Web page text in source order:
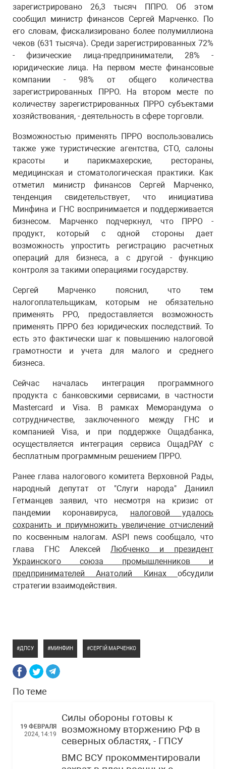
зарегистрировано 26,3 тысяч ППРО. Об этом
сообщил министр финансов Сергей Марченко. По
его словам, фискализировано более полумиллиона
чеков (631 тысяча). Среди зарегистрированных 72%
- физические лица-предприниматели, 28% -
юридические лица. На первом месте финансовые
компании - 98% от общего количества
зарегистрированных ПРРО. На втором месте по
количеству зарегистрированных ПРРО субъектами
хозяйствования, - деятельность в сфере торговли.
Возможностью применять ПРРО воспользовались
также уже туристические агентства, СТО, салоны
красоты и парикмахерские, рестораны,
медицинская и стоматологическая практики. Как
отметил министр финансов Сергей Марченко,
тенденция свидетельствует, что инициатива
Минфина и ГНС воспринимается и поддерживается
бизнесом. Марченко подчеркнул, что ПРРО -
продукт, который с одной стороны дает
возможность упростить регистрацию расчетных
операций для бизнеса, а с другой - функцию
контроля за такими операциями государству.
Сергей Марченко пояснил, что тем
налогоплательщикам, которым не обязательно
применять РРО, предоставляется возможность
применять ПРРО без юридических последствий. То
есть это фактически шаг к повышению налоговой
грамотности и учета для малого и среднего
бизнеса.
Сейчас началась интеграция программного
продукта с банковскими сервисами, в частности
Mastercard и Visa. В рамках Меморандума о
сотрудничестве, заключенного между ГНС и
компанией Visa, и при поддержке Ощадбанка,
осуществляется интеграция сервиса ОщадPAY с
бесплатным программным решением ПРРО.
Ранее глава налогового комитета Верховной Рады,
народный депутат от "Слуги народа" Даниил
Гетманцев заявил, что несмотря на кризис от
пандемии коронавируса, налоговой удалось
сохранить и приумножить увеличение отчислений
по косвенным налогам. ASPI news сообщало, что
глава ГНС Алексей Любченко и президент
Украинского союза промышленников и
предпринимателей Анатолий Кинах обсудили
стратегии взаимодействия.
ДПСУ МИНФИН СЕРГІЙ МАРЧЕНКО
По теме
19 ФЕВРАЛЯ
2024, 14:19
Силы обороны готовы к
возможному вторжению РФ в
северных областях, - ГПСУ
ВМС ВСУ прокомментировали